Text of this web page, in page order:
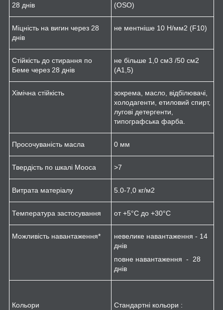
28 днів (OSO)
Міцність на вигин через 28
днів
не ментніше 10 Н/мм2 (F10)
Стійкість до стирання по
Беме через 28 днів
не більше 1,0 см3 /50 см2
(A1,5)
Хімічна стійкість
зокрема, масло, відбілювачі,
холодагенти, етиловий спирт,
лугові детергенти,
типографська фарба.
Просочуваність масла 0 мм
Твердість по шкалі Мооса >7
Витрата матеріалу 5.0-7,0 кг/м2
Температура застосування от +5°C до +30°C
Можливість навантаження*
невелике навантаження - 14
днів
повне навантаження - 28
днів
Кольори
Стандартні кольори :